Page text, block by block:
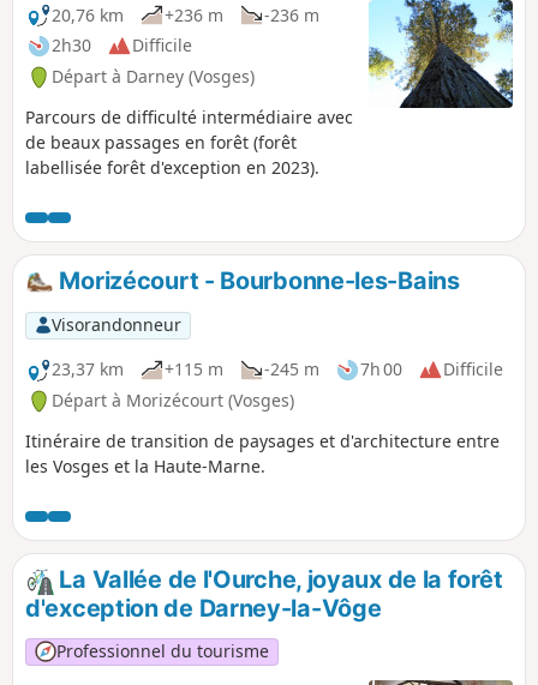
20,76 km
+236 m
-236 m
2h30
Difficile
Départ à Darney (Vosges)
Parcours de difficulté intermédiaire avec
de beaux passages en forêt (forêt
labellisée forêt d'exception en 2023).
Morizécourt - Bourbonne-les-Bains
Visorandonneur
23,37 km
+115 m -245 m 7h 00
Difficile
Départ à Morizécourt (Vosges)
Itinéraire de transition de paysages et d'architecture entre
les Vosges et la Haute-Marne.
La Vallée de l'Ourche, joyaux de la forêt
d'exception de Darney-la-Vôge
Professionnel du tourisme